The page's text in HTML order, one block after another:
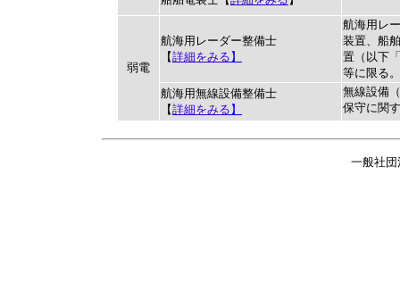
弱電
航海用レーダー整備士
【詳細をみる 】
航海用レ
装置、船
置（以下
等に限る
航海用無線設備整備士
【詳細をみる 】
無線設備
保守に関
一般社